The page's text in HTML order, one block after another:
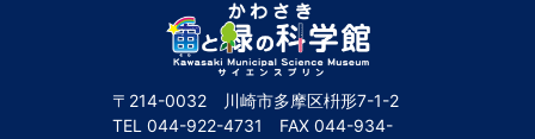
〒214-0032 川崎市多摩区枡形7-1-2
TEL 044-922-4731 FAX 044-934-